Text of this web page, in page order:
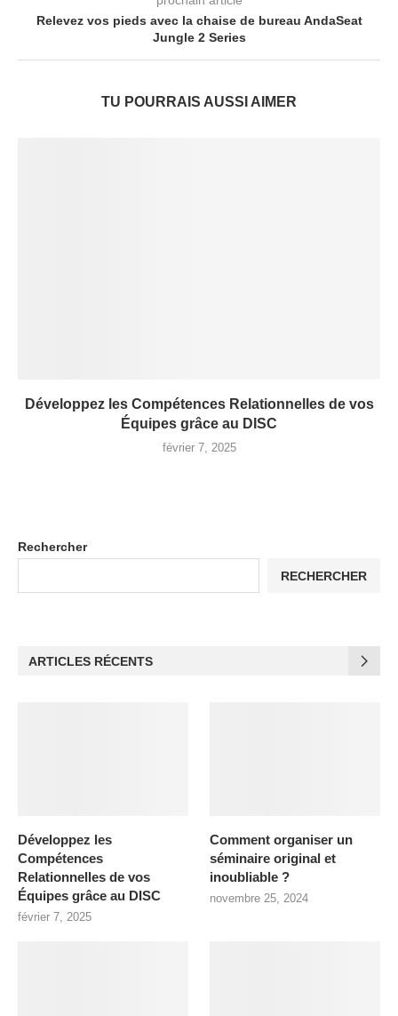
Relevez vos pieds avec la chaise de bureau AndaSeat
Jungle 2 Series
TU POURRAIS AUSSI AIMER
Développez les Compétences Relationnelles de vos
Équipes grâce au DISC
février 7, 2025
Rechercher
RECHERCHER
ARTICLES RÉCENTS
Développez les
Compétences
Relationnelles de vos
Équipes grâce au DISC
février 7, 2025
Comment organiser un
séminaire original et
inoubliable ?
novembre 25, 2024